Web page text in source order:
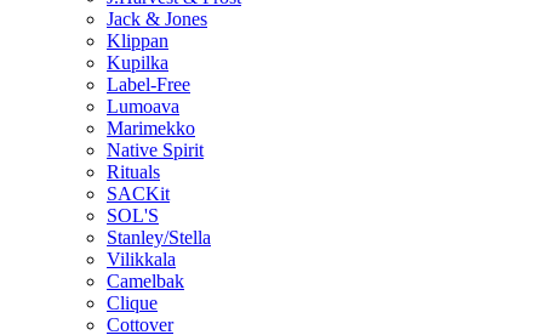
Jack & Jones
Klippan
Kupilka
Label-Free
Lumoava
Marimekko
Native Spirit
Rituals
SACKit
SOL'S
Stanley/Stella
Vilikkala
Camelbak
Clique
Cottover